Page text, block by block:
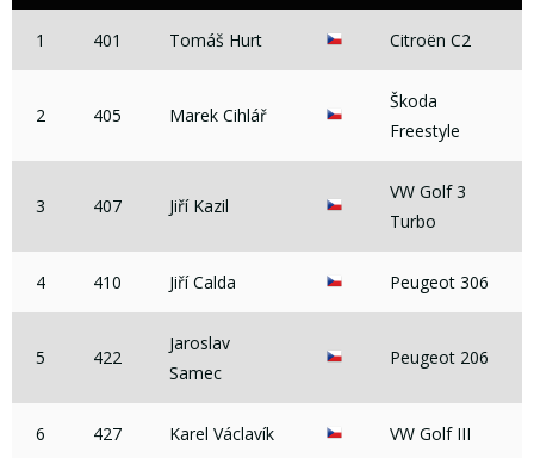
1 401 Tomáš Hurt Citroën C2
2 405 Marek Cihlář
Škoda
Freestyle
3 407 Jiří Kazil
VW Golf 3
Turbo
4 410 Jiří Calda Peugeot 306
5 422
Jaroslav
Samec
Peugeot 206
6 427 Karel Václavík VW Golf III